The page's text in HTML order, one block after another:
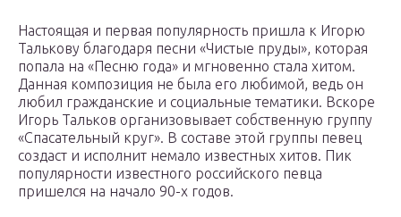
Настоящая и первая популярность пришла к Игорю
Талькову благодаря песни «Чистые пруды», которая
попала на «Песню года» и мгновенно стала хитом.
Данная композиция не была его любимой, ведь он
любил гражданские и социальные тематики. Вскоре
Игорь Тальков организовывает собственную группу
«Спасательный круг». В составе этой группы певец
создаст и исполнит немало известных хитов. Пик
популярности известного российского певца
пришелся на начало 90-х годов.